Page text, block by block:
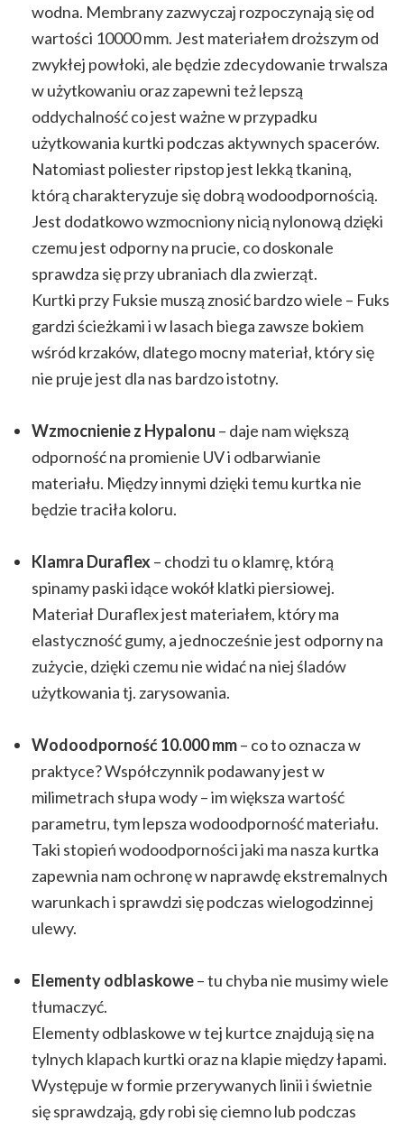
wodna. Membrany zazwyczaj rozpoczynają się od
wartości 10000 mm. Jest materiałem droższym od
zwykłej powłoki, ale będzie zdecydowanie trwalsza
w użytkowaniu oraz zapewni też lepszą
oddychalność co jest ważne w przypadku
użytkowania kurtki podczas aktywnych spacerów.
Natomiast poliester ripstop jest lekką tkaniną,
którą charakteryzuje się dobrą wodoodpornością.
Jest dodatkowo wzmocniony nicią nylonową dzięki
czemu jest odporny na prucie, co doskonale
sprawdza się przy ubraniach dla zwierząt.
Kurtki przy Fuksie muszą znosić bardzo wiele – Fuks
gardzi ścieżkami i w lasach biega zawsze bokiem
wśród krzaków, dlatego mocny materiał, który się
nie pruje jest dla nas bardzo istotny.
Wzmocnienie z Hypalonu – daje nam większą
odporność na promienie UV i odbarwianie
materiału. Między innymi dzięki temu kurtka nie
będzie traciła koloru.
Klamra Duraflex – chodzi tu o klamrę, którą
spinamy paski idące wokół klatki piersiowej.
Materiał Duraflex jest materiałem, który ma
elastyczność gumy, a jednocześnie jest odporny na
zużycie, dzięki czemu nie widać na niej śladów
użytkowania tj. zarysowania.
Wodoodporność 10.000 mm– co to oznacza w
praktyce? Współczynnik podawany jest w
milimetrach słupa wody – im większa wartość
parametru, tym lepsza wodoodporność materiału.
Taki stopień wodoodporności jaki ma nasza kurtka
zapewnia nam ochronę w naprawdę ekstremalnych
warunkach i sprawdzi się podczas wielogodzinnej
ulewy.
Elementy odblaskowe– tu chyba nie musimy wiele
tłumaczyć.
Elementy odblaskowe w tej kurtce znajdują się na
tylnych klapach kurtki oraz na klapie między łapami.
Występuje w formie przerywanych linii i świetnie
się sprawdzają, gdy robi się ciemno lub podczas